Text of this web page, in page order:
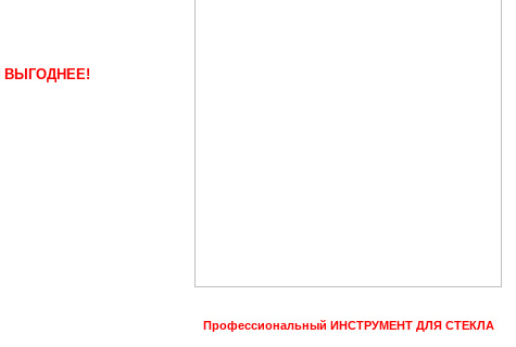
ВЫГОДНЕЕ!
Профессиональный ИНСТРУМЕНТ ДЛЯ СТЕКЛА